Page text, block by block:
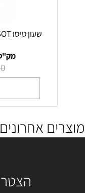
שעון טיסו TISSOT לגבר T086.407.22.261.00
מוצרים